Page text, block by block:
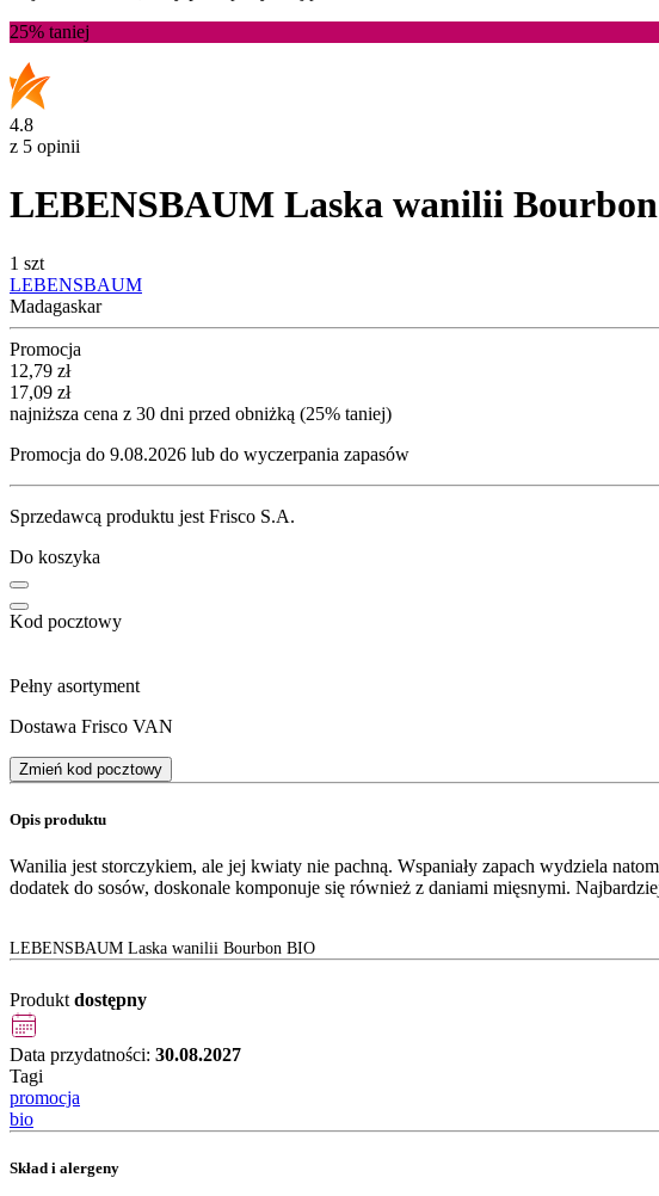
25% taniej
4.8
z 5 opinii
LEBENSBAUM Laska wanilii
1 szt
LEBENSBAUM
Madagaskar
Promocja
Cena promocyjna
12,79 zł
17,09 zł
najniższa cena z 30 dni przed obniżką (25% taniej)
Promocja do 9.08.2026 lub do wyczerpania zapasów
Sprzedawcą produktu jest Frisco S.A.
Do koszyka
Kod pocztowy
Pełny asortyment
Dostawa Frisco VAN
Zmień kod pocztowy
Opis produktu
Wanilia jest storczykiem, ale jej kwiaty nie pachną. Wspaniały zapach wydziela
dodatek do sosów, doskonale komponuje się również z daniami mięsnymi.
LEBENSBAUM Laska wanilii Bourbon BIO
Produkt dostępny
Data przydatności: 30.08.2027
Tagi
promocja
bio
Skład i alergeny